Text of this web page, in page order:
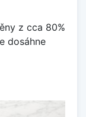
z cca 80%
dosáhne